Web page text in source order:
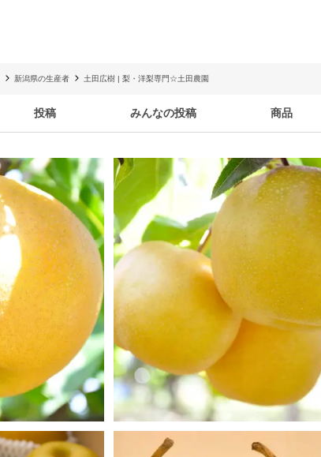
新潟県の生産者 土田広樹 | 梨・洋梨専門☆土田農園
投稿 みんなの投稿 商品